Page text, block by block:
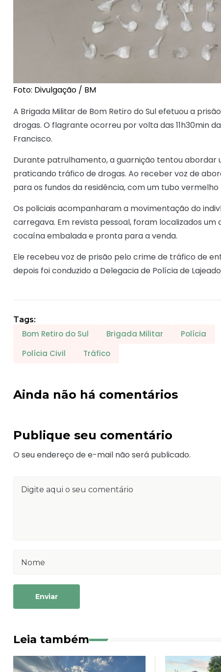
Foto: Divulgação / BM
A Brigada Militar de Bom Retiro do Sul efetuou a
drogas. O flagrante ocorreu por volta das 11h30min
Francisco.
Durante patrulhamento, a guarnição tentou abordar
praticando tráfico de drogas. Ao receber voz de
para os fundos da residência, com um tubo vermelho
Os policiais acompanharam a movimentação do
carregava. Em revista pessoal, foram localizados
cocaína embalada e pronta para a venda.
Ele recebeu voz de prisão pelo crime de tráfico de
depois foi conduzido a Delegacia de Polícia de
Tags:
Bom Retiro do Sul Brigada Militar
Polícia
Polícia Civil
Tráfico
Ainda não há comentários
Publique seu comentário
O seu endereço de e-mail não será publicado.
Enviar
Leia também